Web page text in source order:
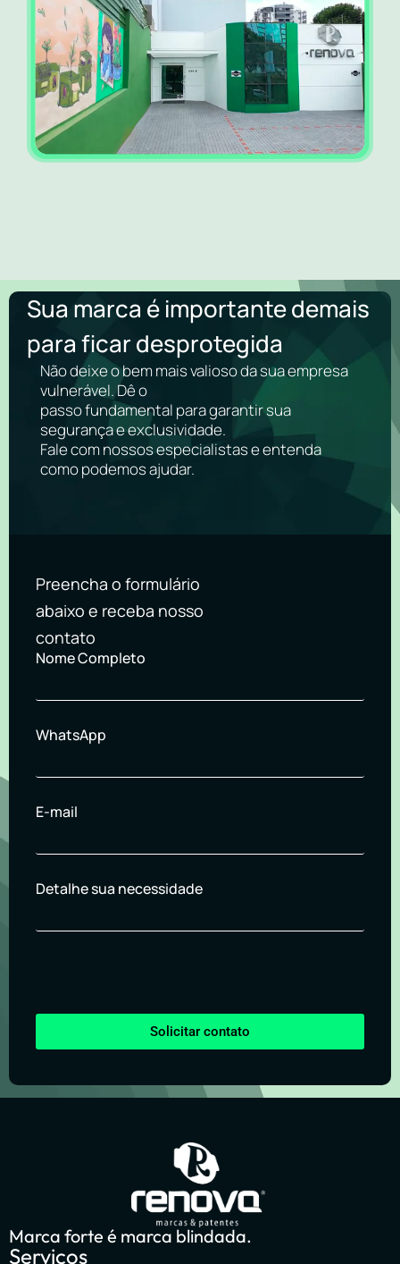
Sua marca é importante demais
para ficar desprotegida
Não deixe o bem mais valioso da sua empresa
vulnerável. Dê o
passo fundamental para garantir sua
segurança e exclusividade.
Fale com nossos especialistas e entenda
como podemos ajudar.
Preencha o formulário
abaixo e receba nosso
contato
Nome Completo
WhatsApp
E-mail
Detalhe sua necessidade
Solicitar contato
Marca forte é marca blindada.
Serviços